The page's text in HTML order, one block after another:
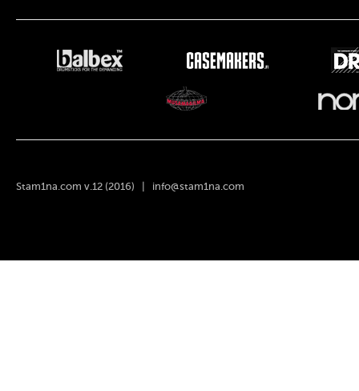
Stam1na.com v.12 (2016) | info@stam1na.com